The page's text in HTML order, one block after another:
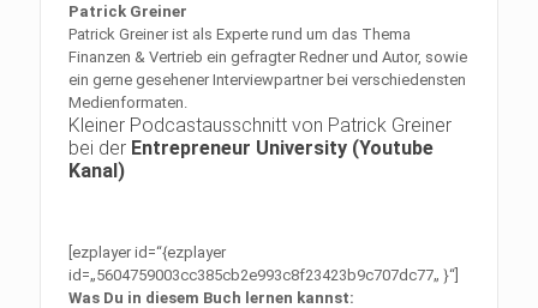
Patrick Greiner
Patrick Greiner ist als Experte rund um das Thema
Finanzen & Vertrieb ein gefragter Redner und Autor, sowie
ein gerne gesehener Interviewpartner bei verschiedensten
Medienformaten.
Kleiner Podcastausschnitt von Patrick Greiner
bei der Entrepreneur University (Youtube
Kanal)
[ezplayer id=“{ezplayer
id=„5604759003cc385cb2e993c8f23423b9c707dc77„ }“]
Was Du in diesem Buch lernen kannst: